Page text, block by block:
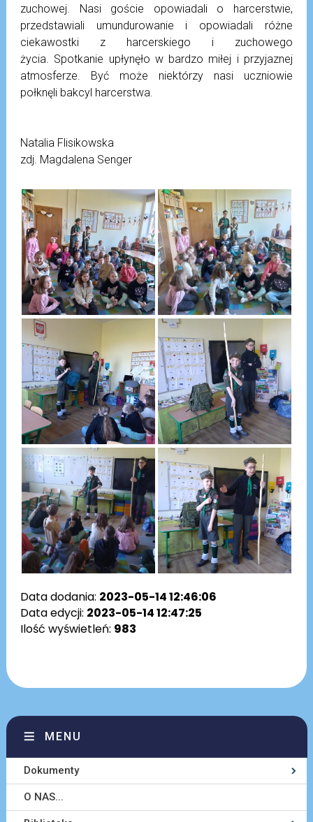
zuchowej. Nasi goście opowiadali o harcerstwie,
przedstawiali umundurowanie i opowiadali różne
ciekawostki z harcerskiego i zuchowego
życia. Spotkanie upłynęło w bardzo miłej i przyjaznej
atmosferze. Być może niektórzy nasi uczniowie
połknęli bakcyl harcerstwa.
Natalia Flisikowska
zdj. Magdalena Senger
Data dodania: 2023-05-14 12:46:06
Data edycji: 2023-05-14 12:47:25
Ilość wyświetleń: 983
MENU
Dokumenty
O NAS...